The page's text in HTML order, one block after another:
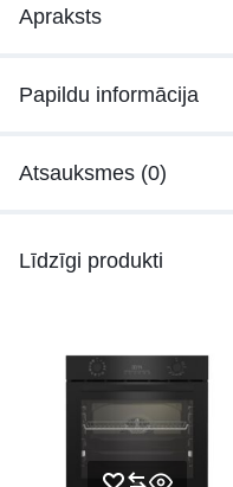
Apraksts
Papildu informācija
Atsauksmes (0)
Līdzīgi produkti